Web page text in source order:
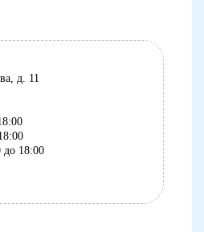
д. 11
до 18:00